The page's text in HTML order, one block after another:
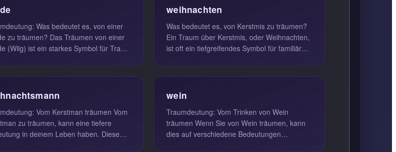
Was bedeutet es, von einer
Das Träumen von einer
(Wilg) ist ein starkes Symbol für Trauer
weihnachten
Was bedeutet es, von Kerstmis zu träumen?
Ein Traum über Kerstmis, oder Weihnachten,
ist oft ein tiefgreifendes Symbol für familiäre
Vom Kerstman träumen Vom
zu träumen, kann eine tiefere
in deinem Leben haben. Diese
wein
Traumdeutung: Vom Trinken von Wein
träumen Wenn Sie von Wein träumen, kann
dies auf verschiedene Bedeutungen